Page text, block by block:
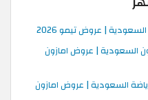
السعودية | عروض امازون
السعودية | عروض امازون